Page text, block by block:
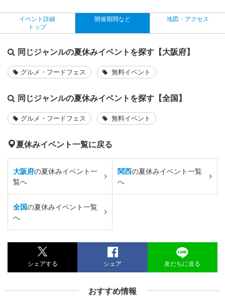
イベント詳細
トップ
開催期間など 地図・アクセス
同じジャンルの夏休みイベントを探す【大阪府】
グルメ・フードフェス 無料イベント
同じジャンルの夏休みイベントを探す【全国】
グルメ・フードフェス 無料イベント
夏休みイベント一覧に戻る
大阪府の夏休みイベント一
覧へ
関西の夏休みイベント一覧
へ
全国の夏休みイベント一覧
へ
シェアする シェア 友だちに送る
おすすめ情報